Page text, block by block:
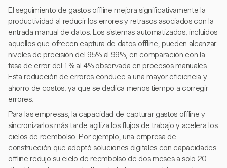
El seguimiento de gastos offline mejora significativamente la
productividad al reducir los errores y retrasos asociados con la
entrada manual de datos. Los sistemas automatizados, incluidos
aquellos que ofrecen captura de datos offline, pueden alcanzar
niveles de precisión del 95% al 99%, en comparación con la
tasa de error del 1% al 4% observada en procesos manuales.
Esta reducción de errores conduce a una mayor eficiencia y
ahorro de costos, ya que se dedica menos tiempo a corregir
errores.
Para las empresas, la capacidad de capturar gastos offline y
sincronizarlos más tarde agiliza los flujos de trabajo y acelera los
ciclos de reembolso. Por ejemplo, una empresa de
construcción que adoptó soluciones digitales con capacidades
offline redujo su ciclo de reembolso de dos meses a solo 20